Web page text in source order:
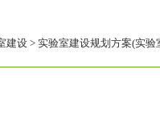
建设 > 实验室建设规划方案(实验